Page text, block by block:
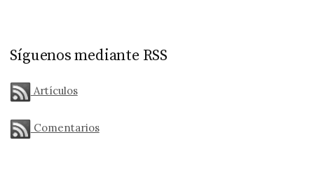
Síguenos mediante RSS
Artículos
Comentarios